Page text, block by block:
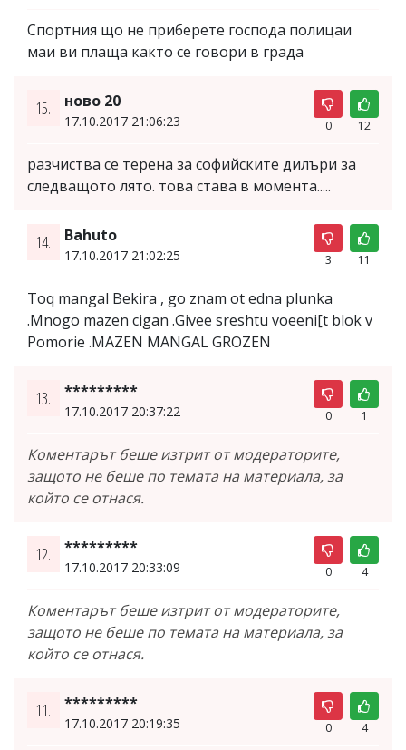
Спортния що не приберете господа полицаи
маи ви плаща както се говори в града
15. ново 20
17.10.2017 21:06:23 0 12
разчиства се терена за софийските дилъри за
следващото лято. това става в момента.....
14. Bahuto
17.10.2017 21:02:25 3 11
Toq mangal Bekira , go znam ot edna plunka
.Mnogo mazen cigan .Givee sreshtu voeeni[t blok v
Pomorie .MAZEN MANGAL GROZEN
13. *********
17.10.2017 20:37:22 0 1
Коментарът беше изтрит от модераторите,
защото не беше по темата на материала, за
който се отнася.
12. *********
17.10.2017 20:33:09 0 4
Коментарът беше изтрит от модераторите,
защото не беше по темата на материала, за
който се отнася.
11. *********
17.10.2017 20:19:35 0 4